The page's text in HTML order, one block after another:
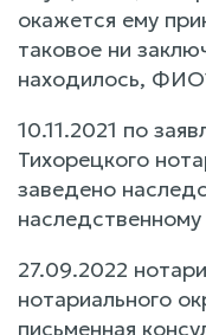
окажется ему
таковое ни
находилось,
10.11.2021 по
Тихорецкого
заведено
27.09.2022
нотариального
письменная